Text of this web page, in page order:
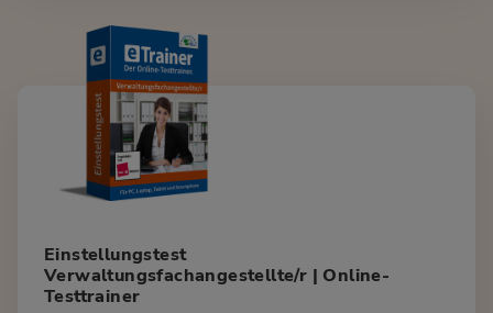
Einstellungstest
Verwaltungsfachangestellte/r | Online-
Testtrainer